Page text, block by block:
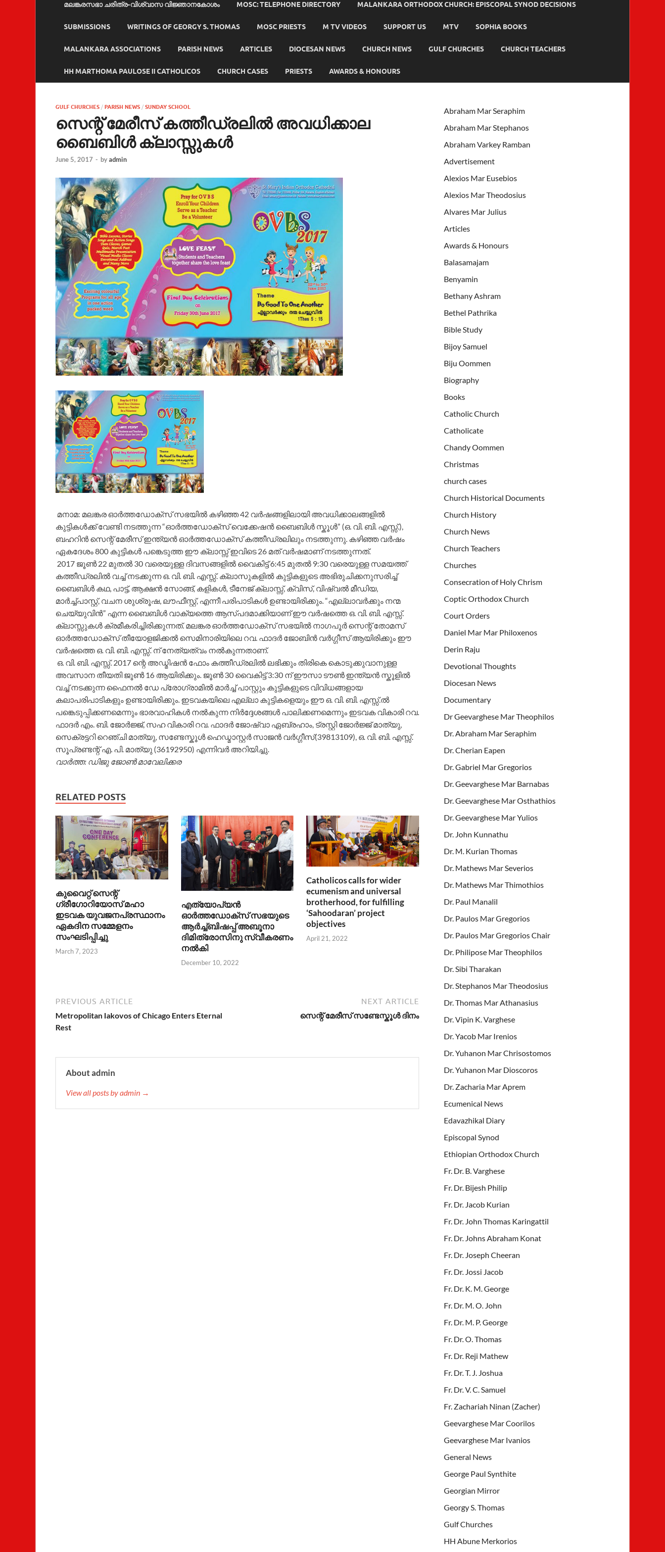
മലങ്കരസഭാ ചരിത്ര-വിശ്വാസ വിജ്ഞാനകോശം MOSC: TELEPHONE DIRECTORY MALANKARA ORTHODOX CHURCH: EPISCOPAL SYNOD DECISIONS
SUBMISSIONS WRITINGS OF GEORGY S. THOMAS MOSC PRIESTS M TV VIDEOS SUPPORT US MTV SOPHIA BOOKS
MALANKARA ASSOCIATIONS PARISH NEWS ARTICLES DIOCESAN NEWS CHURCH NEWS GULF CHURCHES CHURCH TEACHERS
HH MARTHOMA PAULOSE II CATHOLICOS CHURCH CASES PRIESTS AWARDS & HONOURS
GULF CHURCHES / PARISH NEWS / SUNDAY SCHOOL
സെന്റ് മേരീസ് കത്തീഡ്രലില്‍ അവധിക്കാല
ബൈബിള്‍ ക്ലാസ്സുകള്‍
June 5, 2017 - byadmin
മനാമ: മലങ്കര ഓര്‍ത്തഡോക്സ് സഭയില്‍ കഴിഞ്ഞ 42 വര്‍ഷങ്ങളിലായി അവധിക്കാലങ്ങളില്‍
കുട്ടികള്‍ക്ക് വേണ്ടി നടത്തുന്ന “ഓര്‍ത്തഡോക്സ് വെക്കേഷന്‍ ബൈബിള്‍ സ്കൂള്‍” (ഒ. വി. ബി. എസ്സ്.),
ബഹറിന്‍ സെന്റ് മേരീസ് ഇന്ത്യന്‍ ഓര്‍ത്തഡോക്സ് കത്തീഡ്രലിലും നടത്തുന്നു. കഴിഞ്ഞ വര്‍ഷം
ഏകദേശം 800 കുട്ടികള്‍ പങ്കെടുത്ത ഈ ക്ലാസ്സ് ഇവിടെ 26 മത് വര്‍ഷമാണ്‌ നടത്തുന്നത്.
2017 ജൂണ്‍ 22 മുതല്‍ 30 വരെയുള്ള ദിവസങ്ങളില്‍ വൈകിട്ട് 6:45 മുതല്‍ 9:30 വരെയുള്ള സമയത്ത്
കത്തീഡ്രലില്‍ വച്ച് നടക്കുന്ന ഒ. വി. ബി. എസ്സ്. ക്ലാസുകളില്‍ കുട്ടികളുടെ അഭിരുചിക്കനുസരിച്ച്
ബൈബിള്‍ കഥ, പാട്ട്‌, ആക്ഷന്‍ സോങ്ങ്, കളികള്‍, ടീനേജ് ക്ലാസ്സ്, ക്വിസ്, വിഷ്വല്‍ മീഡിയ,
മാര്‍ച്ച്പാസ്റ്റ്, വചന ശുശ്രൂഷ, ലൗഫീസ്റ്റ്, എന്നീ പരിപാടികള്‍ ഉണ്ടായിരിക്കും. “എല്ലാവര്‍ക്കും നന്മ
ചെയ്യുവിന്‍” എന്ന ബൈബിള്‍ വാക്യത്തെ ആസ്പദമാക്കിയാണ്‌ ഈ വര്‍ഷത്തെ ഒ. വി. ബി. എസ്സ്.
ക്ലാസ്സുകള്‍ ക്രമീകരിച്ചിരിക്കുന്നത്. മലങ്കര ഓര്‍ത്തഡോക്സ് സഭയില്‍ നാഗപൂര്‍ സെന്റ് തോമസ്
ഓര്‍ത്തഡോക്സ് തീയോളജിക്കല്‍ സെമിനാരിയിലെ റവ. ഫാദര്‍ ജോബിന്‍ വര്‍ഗ്ഗീസ് ആയിരിക്കും ഈ
വര്‍ഷത്തെ ഒ. വി. ബി. എസ്സ്. ന്‌ നേത്യത്വം നല്‍കുന്നതാണ്‌.
ഒ. വി. ബി. എസ്സ്. 2017 ന്റെ അഡ്മിഷന്‍ ഫോം കത്തീഡ്രലില്‍ ലഭിക്കും തിരികെ കൊടുക്കുവാനുള്ള
അവസാന തീയതി ജൂണ്‍ 16 ആയിരിക്കും. ജൂണ്‍ 30 വൈകിട്ട് 3:30 ന് ഈസാ ടൗണ്‍ ഇന്ത്യന്‍ സ്കൂളില്‍
വച്ച് നടക്കുന്ന ഫൈനല്‍ ഡേ പ്രോഗ്രാമില്‍ മാര്‍ച്ച് പാസ്റ്റും കുട്ടികളുടെ വിവിധങ്ങളായ
കലാപരിപാടികളും ഉണ്ടായിരിക്കും. ഇടവകയിലെ എല്ലാ കുട്ടികളെയും ഈ ഒ. വി. ബി. എസ്സ്.ല്‍
പങ്കെടുപ്പിക്കണമെന്നും ഭാരവാഹികള്‍ നല്‍കുന്ന നിര്‍ദ്ദേശങ്ങള്‍ പാലിക്കണമെന്നും ഇടവക വികാരി റവ.
ഫാദര്‍ എം. ബി. ജോര്‍ജ്ജ്, സഹ വികാരി റവ. ഫാദര്‍ ജോഷ്വാ ഏബ്രഹാം, ട്രസ്റ്റി ജോര്‍ജ്ജ് മാത്യു,
സെക്രട്ടറി റെഞ്ചി മാത്യു, സണ്ടേസ്കൂള്‍ ഹെഡ്മാസ്റ്റര്‍ സാജന്‍ വര്‍ഗ്ഗീസ്(39813109), ഒ. വി. ബി. എസ്സ്.
സൂപ്രണ്ടന്റ് എ. പി. മാത്യു (36192950) എന്നിവര്‍ അറിയിച്ചു.
വാര്‍ത്ത: ഡിജു ജോണ്‍ മാവേലിക്കര
RELATED POSTS
കുവൈറ്റ്‌ സെന്റ്‌
ഗ്രീഗോറിയോസ്‌ മഹാ
ഇടവക യുവജനപ്രസ്ഥാനം
ഏകദിന സമ്മേളനം
സംഘടിപ്പിച്ചു
March 7, 2023
എത്യോപ്യൻ
ഓർത്തഡോക്സ്‌ സഭയുടെ
ആർച്ച്ബിഷപ്പ്‌ അബൂനാ
ദിമിത്രോസിനു സ്വീകരണം
നൽകി
December 10, 2022
Catholicos calls for wider
ecumenism and universal
brotherhood, for fulfilling
‘Sahoodaran’ project
objectives
April 21, 2022
PREVIOUS ARTICLE
Metropolitan Iakovos of Chicago Enters Eternal
Rest
NEXT ARTICLE
സെന്റ് മേരീസ് സണ്ടേസ്കൂള്‍ ദിനം
About admin
View all posts by admin →
Abraham Mar Seraphim
Abraham Mar Stephanos
Abraham Varkey Ramban
Advertisement
Alexios Mar Eusebios
Alexios Mar Theodosius
Alvares Mar Julius
Articles
Awards & Honours
Balasamajam
Benyamin
Bethany Ashram
Bethel Pathrika
Bible Study
Bijoy Samuel
Biju Oommen
Biography
Books
Catholic Church
Catholicate
Chandy Oommen
Christmas
church cases
Church Historical Documents
Church History
Church News
Church Teachers
Churches
Consecration of Holy Chrism
Coptic Orthodox Church
Court Orders
Daniel Mar Mar Philoxenos
Derin Raju
Devotional Thoughts
Diocesan News
Documentary
Dr Geevarghese Mar Theophilos
Dr. Abraham Mar Seraphim
Dr. Cherian Eapen
Dr. Gabriel Mar Gregorios
Dr. Geevarghese Mar Barnabas
Dr. Geevarghese Mar Osthathios
Dr. Geevarghese Mar Yulios
Dr. John Kunnathu
Dr. M. Kurian Thomas
Dr. Mathews Mar Severios
Dr. Mathews Mar Thimothios
Dr. Paul Manalil
Dr. Paulos Mar Gregorios
Dr. Paulos Mar Gregorios Chair
Dr. Philipose Mar Theophilos
Dr. Sibi Tharakan
Dr. Stephanos Mar Theodosius
Dr. Thomas Mar Athanasius
Dr. Vipin K. Varghese
Dr. Yacob Mar Irenios
Dr. Yuhanon Mar Chrisostomos
Dr. Yuhanon Mar Dioscoros
Dr. Zacharia Mar Aprem
Ecumenical News
Edavazhikal Diary
Episcopal Synod
Ethiopian Orthodox Church
Fr. Dr. B. Varghese
Fr. Dr. Bijesh Philip
Fr. Dr. Jacob Kurian
Fr. Dr. John Thomas Karingattil
Fr. Dr. Johns Abraham Konat
Fr. Dr. Joseph Cheeran
Fr. Dr. Jossi Jacob
Fr. Dr. K. M. George
Fr. Dr. M. O. John
Fr. Dr. M. P. George
Fr. Dr. O. Thomas
Fr. Dr. Reji Mathew
Fr. Dr. T. J. Joshua
Fr. Dr. V. C. Samuel
Fr. Zachariah Ninan (Zacher)
Geevarghese Mar Coorilos
Geevarghese Mar Ivanios
General News
George Paul Synthite
Georgian Mirror
Georgy S. Thomas
Gulf Churches
HH Abune Merkorios